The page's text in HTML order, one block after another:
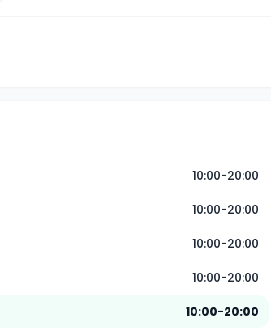
10:00-20:00
10:00-20:00
10:00-20:00
10:00-20:00
10:00-20:00